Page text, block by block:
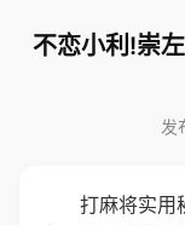
不恋小利!崇
发
打麻将实用